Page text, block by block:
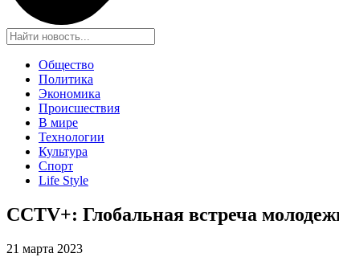
Общество
Политика
Экономика
Происшествия
В мире
Технологии
Культура
Спорт
Life Style
CCTV+: Глобальная встреча
21 марта 2023